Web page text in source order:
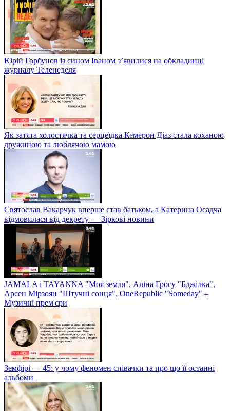
Юрій Горбунов із сином Іваном з’явилися на обкладинці
журналу Теленеделя
Як затята холостячка та серцеїдка Кемерон Діаз стала коханою
дружиною та люблячою мамою
Святослав Вакарчук вперше став батьком, а Катерина Осадча
відмовилася від декрету — Зіркові новини
JAMALA і TAYANNA "Моя земля", Аліна Гросу "Бджілка",
Арсен Мірзоян "Штучні сонця", OneRepublic "Someday" –
Музичні прем'єри
Земфірі — 45: у чому феномен співачки та про що її останні
альбоми